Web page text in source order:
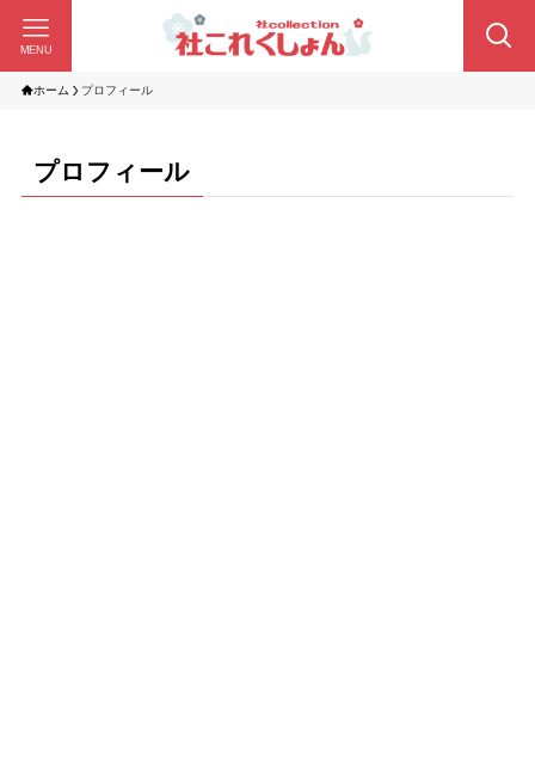
MENU
ホーム プロフィール
プロフィール